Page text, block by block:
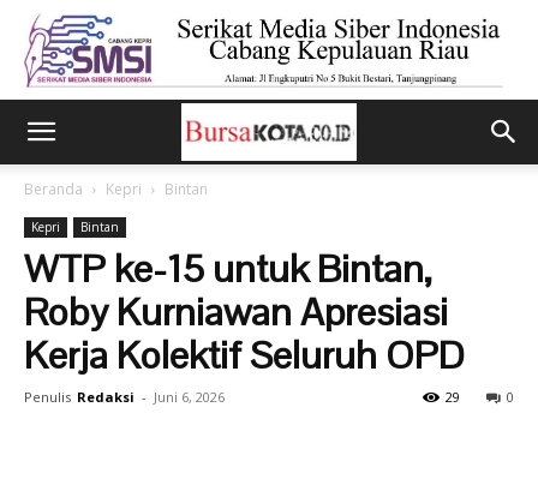
Beranda Kepri Bintan
Kepri Bintan
WTP ke-15 untuk Bintan,
Roby Kurniawan Apresiasi
Kerja Kolektif Seluruh OPD
Penulis Redaksi - Juni 6, 2026 0
29